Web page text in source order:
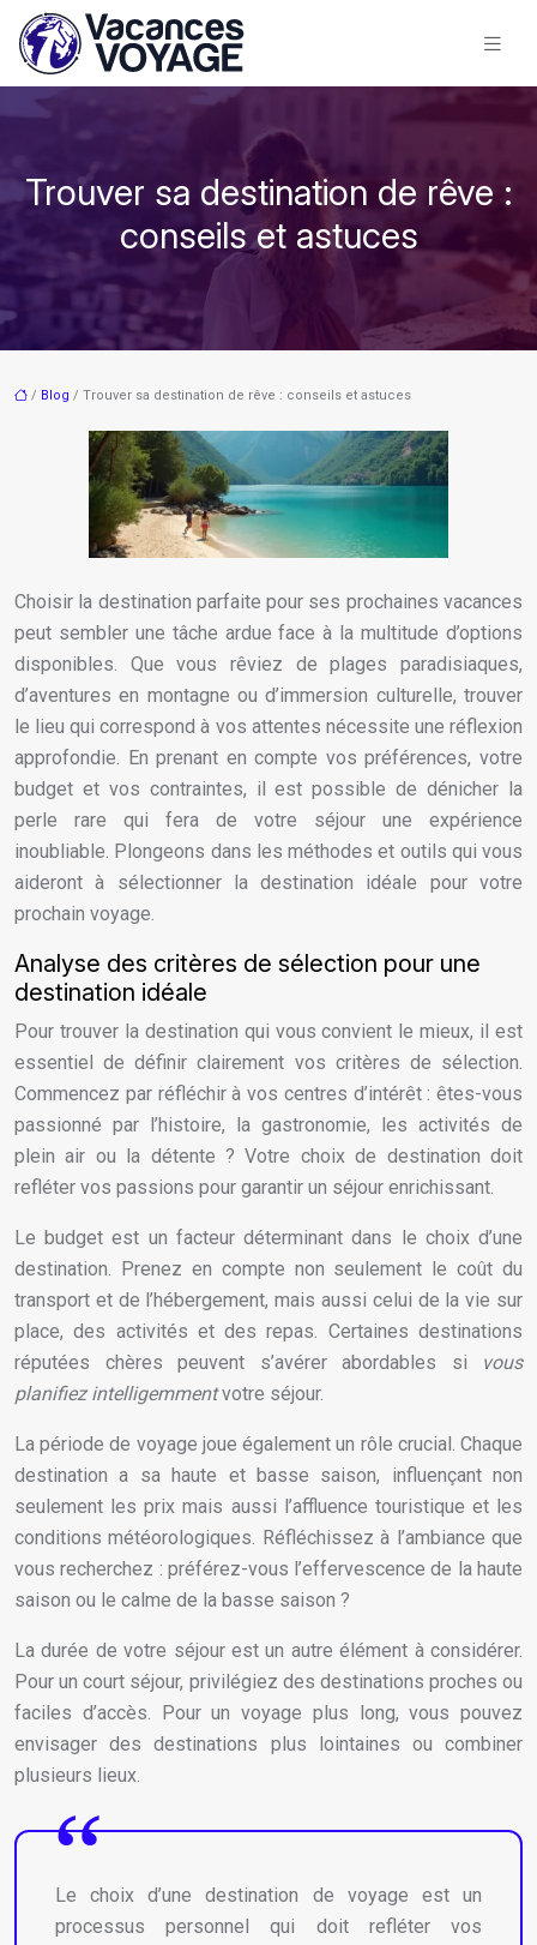
Trouver sa destination de rêve :
conseils et astuces
/ Blog / Trouver sa destination de rêve : conseils et astuces
Choisir la destination parfaite pour ses prochaines vacances
peut sembler une tâche ardue face à la multitude d’options
disponibles. Que vous rêviez de plages paradisiaques,
d’aventures en montagne ou d’immersion culturelle, trouver
le lieu qui correspond à vos attentes nécessite une réflexion
approfondie. En prenant en compte vos préférences, votre
budget et vos contraintes, il est possible de dénicher la
perle rare qui fera de votre séjour une expérience
inoubliable. Plongeons dans les méthodes et outils qui vous
aideront à sélectionner la destination idéale pour votre
prochain voyage.
Analyse des critères de sélection pour une
destination idéale
Pour trouver la destination qui vous convient le mieux, il est
essentiel de définir clairement vos critères de sélection.
Commencez par réfléchir à vos centres d’intérêt : êtes-vous
passionné par l’histoire, la gastronomie, les activités de
plein air ou la détente ? Votre choix de destination doit
refléter vos passions pour garantir un séjour enrichissant.
Le budget est un facteur déterminant dans le choix d’une
destination. Prenez en compte non seulement le coût du
transport et de l’hébergement, mais aussi celui de la vie sur
place, des activités et des repas. Certaines destinations
réputées chères peuvent s’avérer abordables si
vous
planifiez intelligemmentvotre séjour.
La période de voyage joue également un rôle crucial. Chaque
destination a sa haute et basse saison, influençant non
seulement les prix mais aussi l’affluence touristique et les
conditions météorologiques. Réfléchissez à l’ambiance que
vous recherchez : préférez-vous l’effervescence de la haute
saison ou le calme de la basse saison ?
La durée de votre séjour est un autre élément à considérer.
Pour un court séjour, privilégiez des destinations proches ou
faciles d’accès. Pour un voyage plus long, vous pouvez
envisager des destinations plus lointaines ou combiner
plusieurs lieux.
Le choix d’une destination de voyage est un
processus personnel qui doit refléter vos